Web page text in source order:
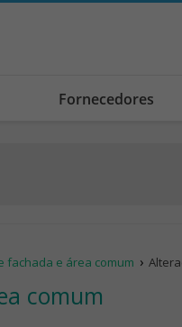
Fornecedores
fachada e área comum
comum